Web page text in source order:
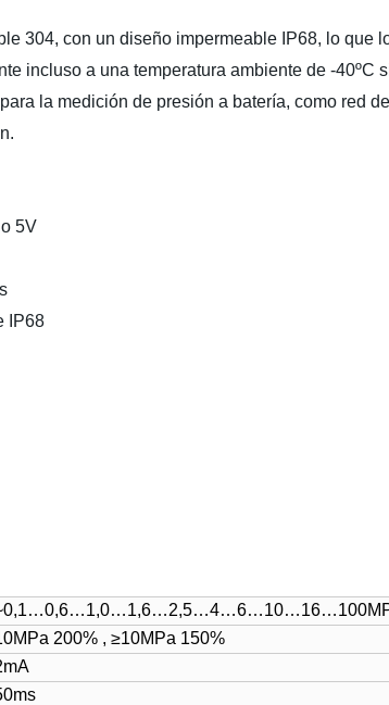
304, con un diseño impermeable IP68, lo que
incluso a una temperatura ambiente de -40ºC
la medición de presión a batería, como red
5V
IP68
200% , ≥10MPa 150%